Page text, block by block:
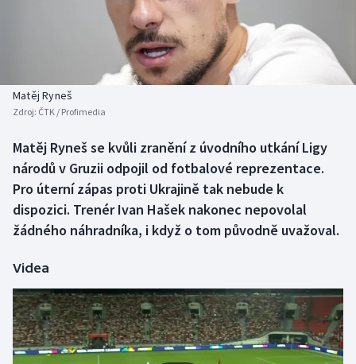
Boby a skeleton
Box
Curling
Dostihy
Futsal
Golf
Historické návraty
Aplikace ČT sport
AZ kvíz
Matěj Ryneš
Zdroj: ČTK / Profimedia
Matěj Ryneš se kvůli zranění z úvodního utkání Ligy
národů v Gruzii odpojil od fotbalové reprezentace.
Pro úterní zápas proti Ukrajině tak nebude k
dispozici. Trenér Ivan Hašek nakonec nepovolal
žádného náhradníka, i když o tom původně uvažoval.
Videa